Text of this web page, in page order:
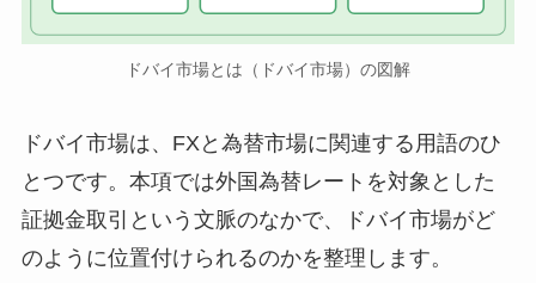
ドバイ市場とは（ドバイ市場）の図解
ドバイ市場は、FXと為替市場に関連する用語のひ
とつです。本項では外国為替レートを対象とした
証拠金取引という文脈のなかで、ドバイ市場がど
のように位置付けられるのかを整理します。